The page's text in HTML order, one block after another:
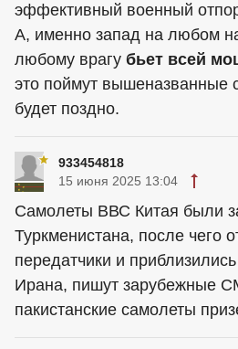
эффективный военный
А, именно запад на любом
любому врагу бьет всей
это поймут вышеназванные
будет поздно.
933454818
15 июня 2025 13:04
Самолеты ВВС Китая были
Туркменистана, после чего
передатчики и
Ирана, пишут зарубежные
пакистанские самолеты